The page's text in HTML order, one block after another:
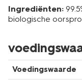
Ingrediënten:
biologische
Voedingswaarde